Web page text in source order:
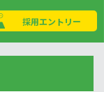
採用エントリー